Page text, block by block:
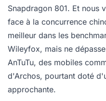
Snapdragon 801. Et nous
face à la concurrence
meilleur dans les
Wileyfox, mais ne
AnTuTu, des mobiles
d'Archos, pourtant doté
approchante.